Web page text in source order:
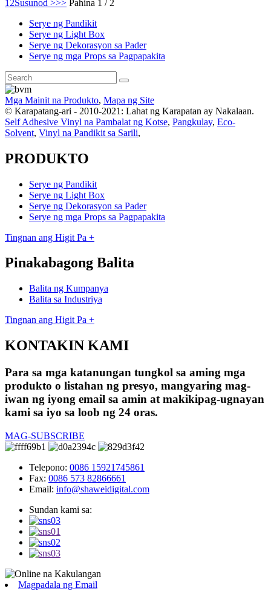
1 2Susunod >>> Pahina 1 / 2
Serye ng Pandikit
Serye ng Light Box
Serye ng Dekorasyon sa Pader
Serye ng mga Props sa Pagpapakita
Mga Mainit na Produkto, Mapa ng Site
© Karapatang-ari - 2010-2021: Lahat ng Karapatan ay Nakalaan.
Self Adhesive Vinyl na Pambalat ng Kotse, Pangkulay, Eco-
Solvent, Vinyl na Pandikit sa Sarili,
PRODUKTO
Serye ng Pandikit
Serye ng Light Box
Serye ng Dekorasyon sa Pader
Serye ng mga Props sa Pagpapakita
Tingnan ang Higit Pa +
Pinakabagong Balita
Balita ng Kumpanya
Balita sa Industriya
Tingnan ang Higit Pa +
KONTAKIN KAMI
Para sa mga katanungan tungkol sa aming mga
produkto o listahan ng presyo, mangyaring mag-
iwan ng iyong email sa amin at makikipag-ugnayan
kami sa iyo sa loob ng 24 oras.
MAG-SUBSCRIBE
Telepono: 0086 15921745861
Fax: 0086 573 82866661
Email: info@shaweidigital.com
Sundan kami sa:
Magpadala ng Email